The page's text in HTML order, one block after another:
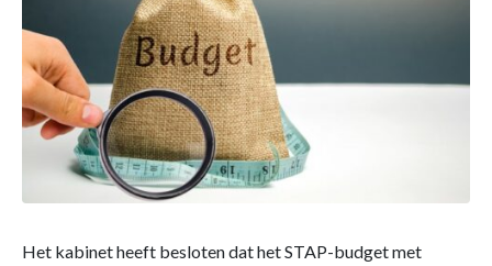
Het kabinet heeft besloten dat het STAP-budget met